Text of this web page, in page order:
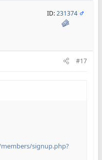
ID:231374
#17
signup.php?